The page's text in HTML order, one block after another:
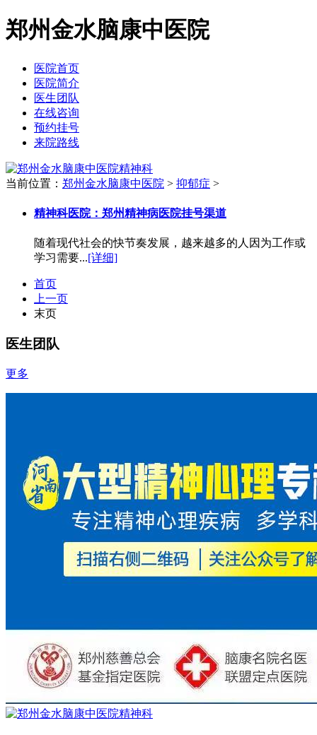
郑州金水脑康中医院
医院首页
医院简介
医生团队
在线咨询
预约挂号
来院路线
当前位置： 郑州金水脑康中医院 > 抑郁症 >
精神科医院：郑州精神病医院挂号渠道
随着现代社会的快节奏发展，越来越多的人因为工作或
学习需要...[详细]
首页
上一页
末页
医生团队
更多